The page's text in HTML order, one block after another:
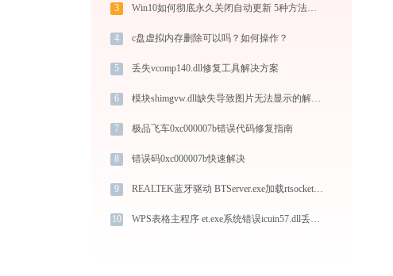
3 Win10如何彻底永久关闭自动更新 5种方法教你永久关闭win10自动更新
4 c盘虚拟内存删除可以吗？如何操作？
5 丢失vcomp140.dll修复工具解决方案
6 模块shimgvw.dll缺失导致图片无法显示的解决方法-金山毒霸
7 极品飞车0xc000007b错误代码修复指南
8 错误码0xc000007b快速解决
9 REALTEK蓝牙驱动 BTServer.exe加载rtsocket.dll文件丢失处理办法
10 WPS表格主程序 et.exe系统错误icuin57.dll丢失如何解决